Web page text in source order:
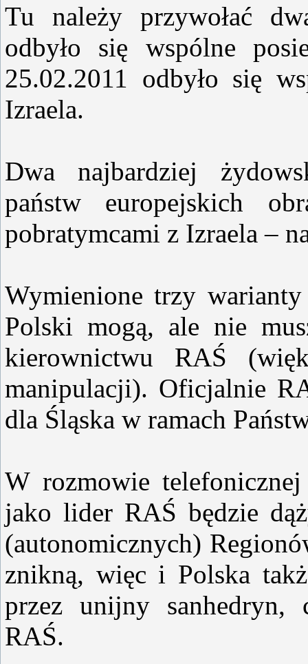
Tu należy przywołać
odbyło się wspólne
25.02.2011 odbyło się
Izraela.
Dwa najbardziej
państw europejskich
pobratymcami z Izraela –
Wymienione trzy
Polski mogą, ale nie
kierownictwu RAŚ
manipulacji). Oficjalnie
dla Śląska w ramach
W rozmowie
jako lider RAŚ będzie
(autonomicznych)
znikną, więc i Polska
przez unijny sanhedryn,
RAŚ.